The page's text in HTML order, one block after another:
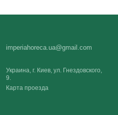
imperiahoreca.ua@gmail.com
Украина, г. Киев, ул. Гнездовского,
9.
Карта проезда